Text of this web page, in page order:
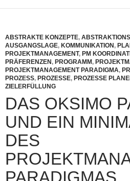
ABSTRAKTE KONZEPTE,
AUSGANGSLAGE, KOMMUNIKATION,
PROJEKTMANAGEMENT, PM
PRÄFERENZEN, PROGRAMM,
PROJEKTMANAGEMENT PARADIGMA,
PROZESS, PROZESSE, PROZESSE
ZIELERFÜLLUNG
DAS OKSIMO
UND EIN
DES
PARADIGMAS